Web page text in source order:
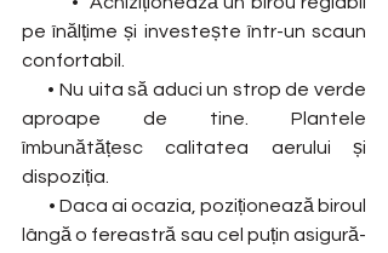
pe înălțime și investește într-un scaun
confortabil.
aproape de tine. Plantele
îmbunătățesc calitatea aerului și
dispoziția.
lângă o fereastră sau cel puțin asigură-